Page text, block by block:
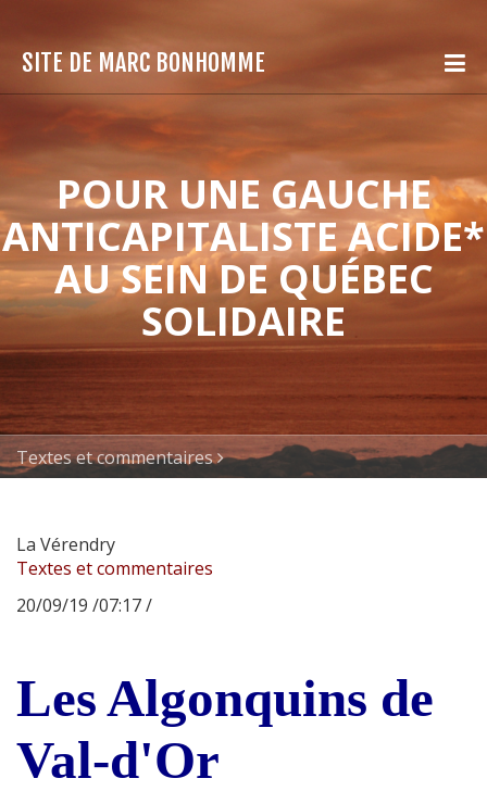
SITE DE MARC BONHOMME
POUR UNE GAUCHE
ANTICAPITALISTE ACIDE*
AU SEIN DE QUÉBEC
SOLIDAIRE
Textes et commentaires
La Vérendry
Textes et commentaires
20/09/19 /07:17 /
Les Algonquins de
Val-d'Or